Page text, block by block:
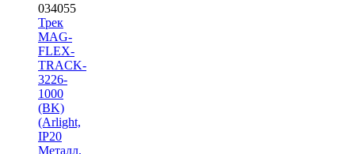
034055
Трек
MAG-
FLEX-
TRACK-
3226-
1000
(BK)
(Arlight,
IP20
Металл,